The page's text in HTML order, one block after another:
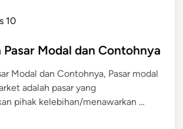
10
Modal dan Contohnya
Modal dan Contohnya, Pasar modal
adalah pasar yang
pihak kelebihan/menawarkan …